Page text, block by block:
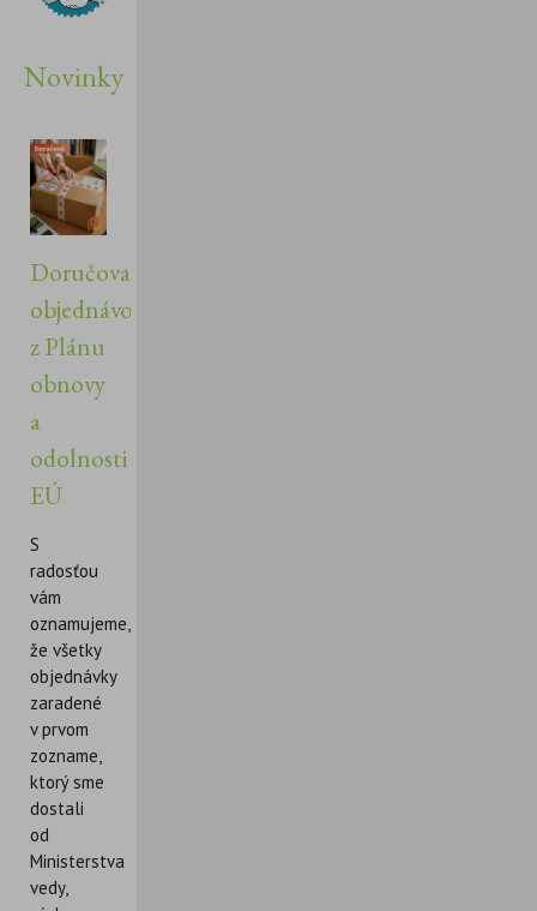
Novinky
Doručovanie
objednávok
z Plánu
obnovy
a
odolnosti
EÚ
S
radosťou
vám
oznamujeme,
že všetky
objednávky
zaradené
v prvom
zozname,
ktorý sme
dostali
od
Ministerstva
vedy,